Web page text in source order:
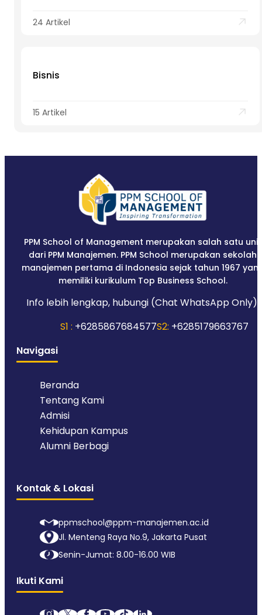
24 Artikel
Bisnis
15 Artikel
PPM School of Management merupakan salah satu unit
dari PPM Manajemen. PPM School merupakan sekolah
manajemen pertama di Indonesia sejak tahun 1967
memiliki kurikulum Top Business School.
Info lebih lengkap, hubungi (Chat WhatsApp Only):
S1 : +6285867684577S2: +6285179663767
Navigasi
Beranda
Tentang Kami
Admisi
Kehidupan Kampus
Alumni Berbagi
Kontak & Lokasi
ppmschool@ppm-manajemen.ac.id
Jl. Menteng Raya No.9, Jakarta Pusat
Senin-Jumat: 8.00-16.00 WIB
Ikuti Kami